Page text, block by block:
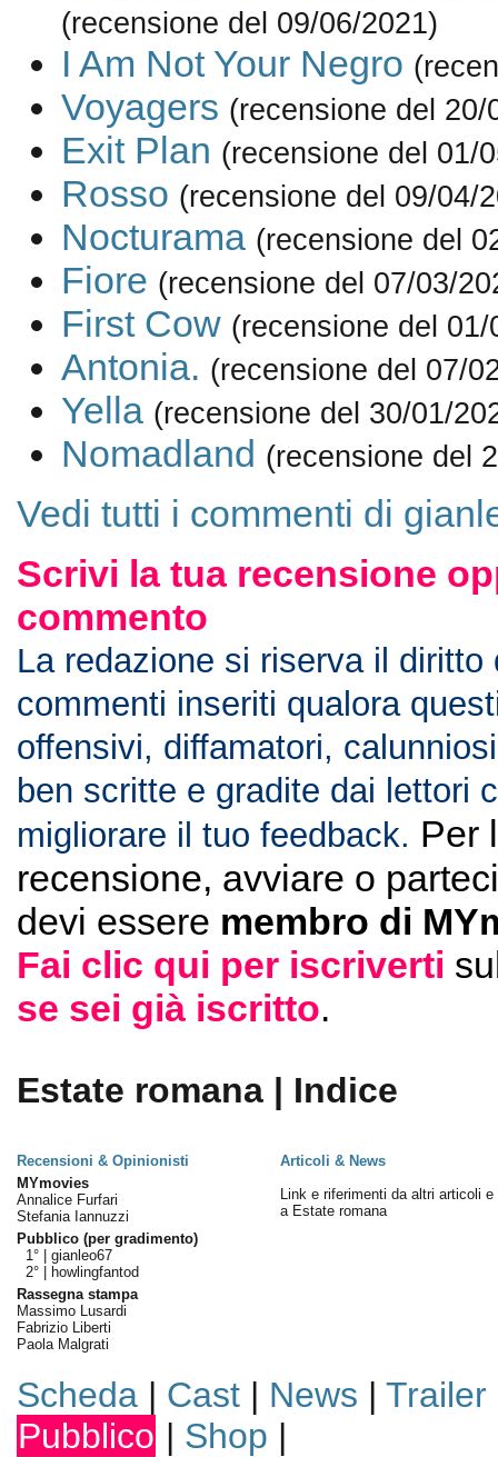
(recensione del 09/06/2021)
I Am Not Your Negro
Voyagers (recensione del 20/
Exit Plan (recensione del 01/
Rosso (recensione del 09/04/
Nocturama (recensione del
Fiore (recensione del 07/03/
First Cow (recensione del 01/
Antonia. (recensione del 07/
Yella (recensione del 30/01/
Nomadland (recensione del
Vedi tutti i commenti di
Scrivi la tua recensione
commento
La redazione si riserva il diritto
commenti inseriti qualora
offensivi, diffamatori,
ben scritte e gradite dai lettori
migliorare il tuo feedback. Per
recensione, avviare o
devi essere membro di
Fai clic qui per iscriverti
se sei già iscritto.
Estate romana | Indice
Recensioni & Opinionisti
Articoli & News
MYmovies
Annalice Furfari
Stefania Iannuzzi
Pubblico (per gradimento)
1° | gianleo67
2° |
howlingfantod
Rassegna stampa
Massimo Lusardi
Fabrizio Liberti
Paola Malgrati
Link e riferimenti da altri articoli e
a Estate romana
Scheda| Cast| News | Trailer
Pubblico | Shop |